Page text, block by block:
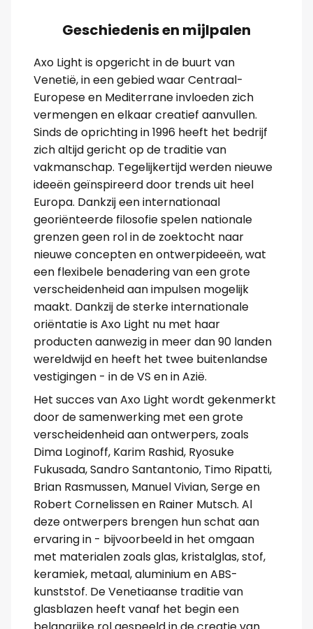
Geschiedenis en mijlpalen
Axo Light is opgericht in de buurt van
Venetië, in een gebied waar Centraal-
Europese en Mediterrane invloeden zich
vermengen en elkaar creatief aanvullen.
Sinds de oprichting in 1996 heeft het bedrijf
zich altijd gericht op de traditie van
vakmanschap. Tegelijkertijd werden nieuwe
ideeën geïnspireerd door trends uit heel
Europa. Dankzij een internationaal
georiënteerde filosofie spelen nationale
grenzen geen rol in de zoektocht naar
nieuwe concepten en ontwerpideeën, wat
een flexibele benadering van een grote
verscheidenheid aan impulsen mogelijk
maakt. Dankzij de sterke internationale
oriëntatie is Axo Light nu met haar
producten aanwezig in meer dan 90 landen
wereldwijd en heeft het twee buitenlandse
vestigingen - in de VS en in Azië.
Het succes van Axo Light wordt gekenmerkt
door de samenwerking met een grote
verscheidenheid aan ontwerpers, zoals
Dima Loginoff, Karim Rashid, Ryosuke
Fukusada, Sandro Santantonio, Timo Ripatti,
Brian Rasmussen, Manuel Vivian, Serge en
Robert Cornelissen en Rainer Mutsch. Al
deze ontwerpers brengen hun schat aan
ervaring in - bijvoorbeeld in het omgaan
met materialen zoals glas, kristalglas, stof,
keramiek, metaal, aluminium en ABS-
kunststof. De Venetiaanse traditie van
glasblazen heeft vanaf het begin een